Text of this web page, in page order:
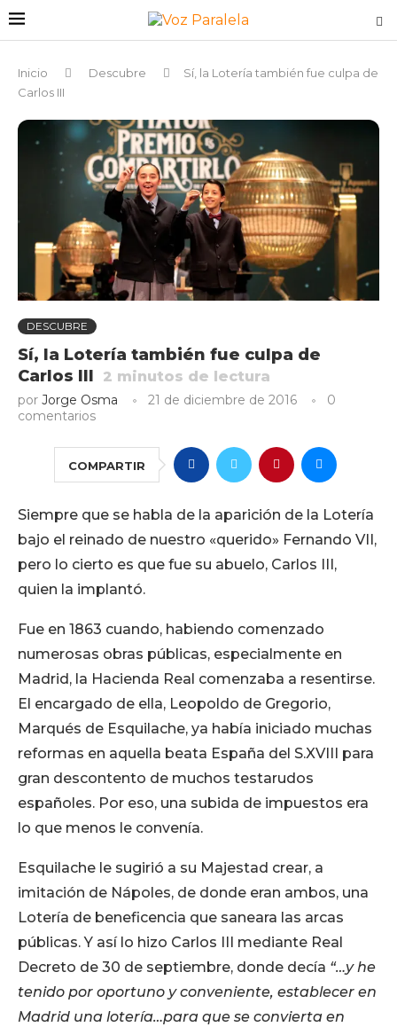
Inicio Descubre
Sí, la Lotería también fue culpa de
Carlos III
DESCUBRE
Sí, la Lotería también fue culpa de
Carlos III
2 minutos de lectura
por Jorge Osma 21 de diciembre de 2016
0
comentarios
COMPARTIR
Siempre que se habla de la aparición de la Lotería
bajo el reinado de nuestro «querido» Fernando VII,
pero lo cierto es que fue su abuelo, Carlos III,
quien la implantó.
Fue en 1863 cuando, habiendo comenzado
numerosas obras públicas, especialmente en
Madrid, la Hacienda Real comenzaba a resentirse.
El encargado de ella, Leopoldo de Gregorio,
Marqués de Esquilache, ya había iniciado muchas
reformas en aquella beata España del S.XVIII para
gran descontento de muchos testarudos
españoles. Por eso, una subida de impuestos era
lo que menos le convenía.
Esquilache le sugirió a su Majestad crear, a
imitación de Nápoles, de donde eran ambos, una
Lotería de beneficencia que saneara las arcas
públicas. Y así lo hizo Carlos III mediante Real
Decreto de 30 de septiembre, donde decía “…y he
tenido por oportuno y conveniente, establecer en
Madrid una lotería…para que se convierta en